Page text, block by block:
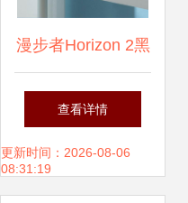
漫步者Horizon 2黑
音 重塑居家视听体
验的智能新旗舰
查看详情
更新时间：2026-08-06
08:31:19